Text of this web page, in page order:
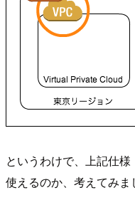
というわけで、上記仕
使えるのか、考えてみま